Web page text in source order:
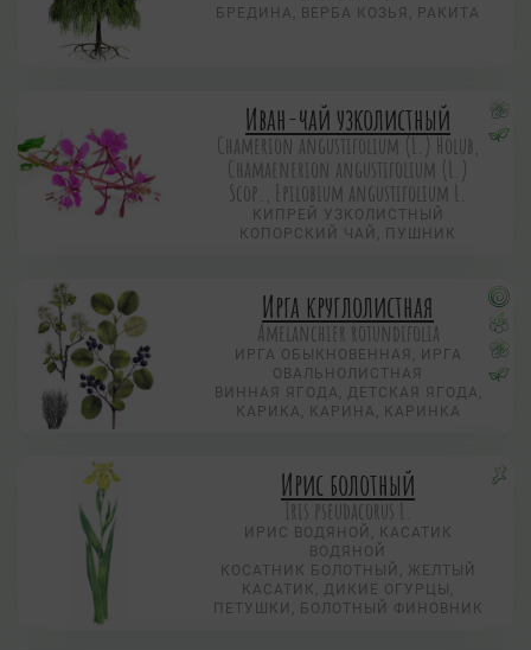
БРЕДИНА, ВЕРБА КОЗЬЯ, РАКИТА
Иван-чай узколистный
Chamerion angustifolium (L.) Holub,
Chamaenerion angustifolium (L.)
Scop., Epilobium angustifolium L.
КИПРЕЙ УЗКОЛИСТНЫЙ
КОПОРСКИЙ ЧАЙ, ПУШНИК
Ирга круглолистная
Amelanchier rotundifolia
ИРГА ОБЫКНОВЕННАЯ, ИРГА
ОВАЛЬНОЛИСТНАЯ
ВИННАЯ ЯГОДА, ДЕТСКАЯ ЯГОДА,
КАРИКА, КАРИНА, КАРИНКА
Ирис болотный
Iris pseudacorus L.
ИРИС ВОДЯНОЙ, КАСАТИК
ВОДЯНОЙ
КОСАТНИК БОЛОТНЫЙ, ЖЕЛТЫЙ
КАСАТИК, ДИКИЕ ОГУРЦЫ,
ПЕТУШКИ, БОЛОТНЫЙ ФИНОВНИК